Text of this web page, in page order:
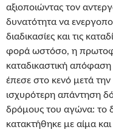
αξιοποιώντας τον
δυνατότητα να
διαδικασίες και τις
φορά ωστόσο, η
καταδικαστική
έπεσε στο κενό μετά
ισχυρότερη απάντηση
δρόμους του αγώνα: το
κατακτήθηκε με αίμα